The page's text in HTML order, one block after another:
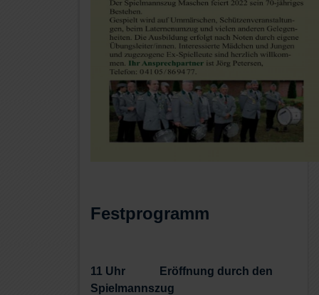
Festprogramm
11 Uhr Eröffnung durch den
Spielmannszug